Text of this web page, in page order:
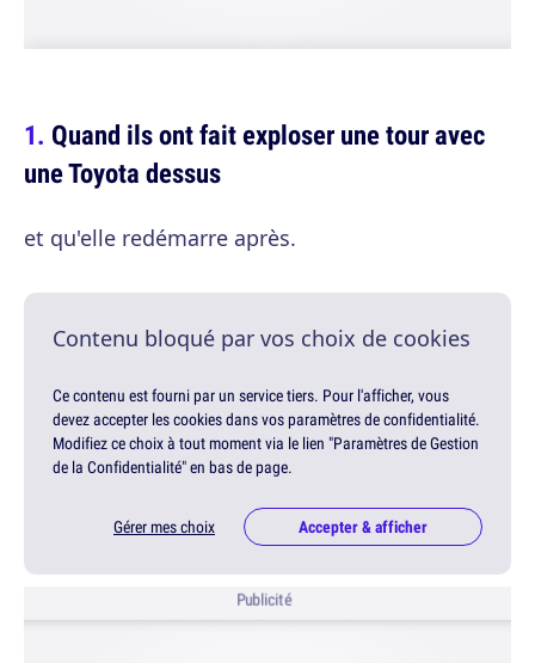
Quand ils ont fait exploser une tour avec
une Toyota dessus
et qu'elle redémarre après.
Contenu bloqué par vos choix de cookies
Ce contenu est fourni par un service tiers. Pour l'afficher, vous
devez accepter les cookies dans vos paramètres de confidentialité.
Modifiez ce choix à tout moment via le lien "Paramètres de Gestion
de la Confidentialité" en bas de page.
Gérer mes choix Accepter & afficher
Publicité